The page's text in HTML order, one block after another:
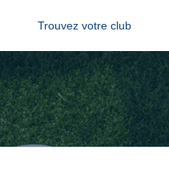
Trouvez votre club